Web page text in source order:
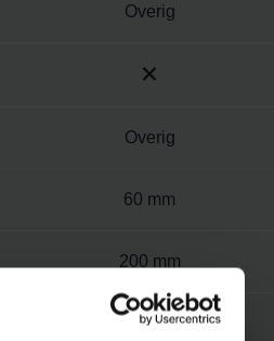
Overig
Overig
60 mm
200 mm
0 mm